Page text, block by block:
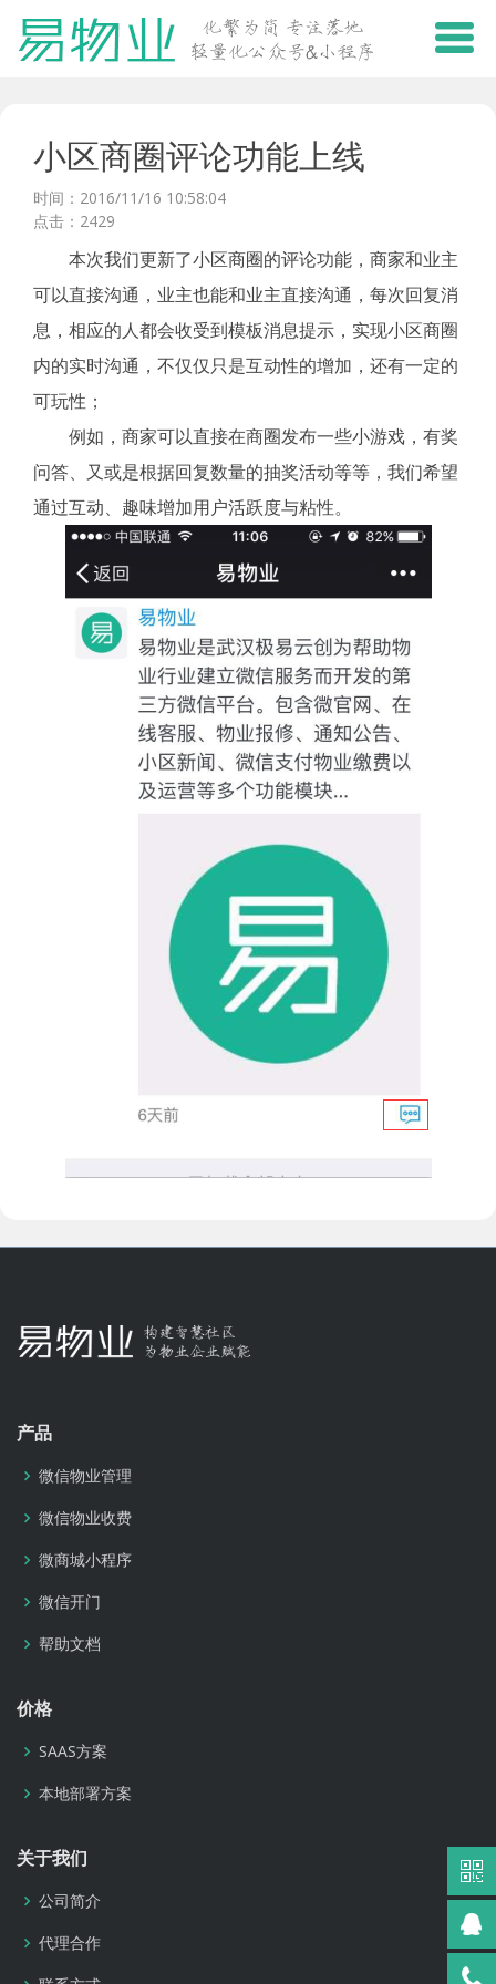
小区商圈评论功能上线
时间：2016/11/16 10:58:04
点击：2429
本次我们更新了小区商圈的评论功能，商家和业主
可以直接沟通，业主也能和业主直接沟通，每次回复消
息，相应的人都会收受到模板消息提示，实现小区商圈
内的实时沟通，不仅仅只是互动性的增加，还有一定的
可玩性；
例如，商家可以直接在商圈发布一些小游戏，有奖
问答、又或是根据回复数量的抽奖活动等等，我们希望
通过互动、趣味增加用户活跃度与粘性。
产品
微信物业管理
微信物业收费
微商城小程序
微信开门
帮助文档
价格
SAAS方案
本地部署方案
关于我们
公司简介
代理合作